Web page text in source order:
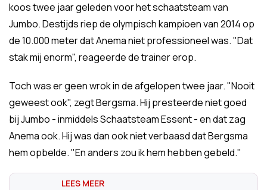
koos twee jaar geleden voor het schaatsteam van
Jumbo. Destijds riep de olympisch kampioen van 2014 op
de 10.000 meter dat Anema niet professioneel was. "Dat
stak mij enorm", reageerde de trainer erop.
Toch was er geen wrok in de afgelopen twee jaar. "Nooit
geweest ook", zegt Bergsma. Hij presteerde niet goed
bij Jumbo - inmiddels Schaatsteam Essent - en dat zag
Anema ook. Hij was dan ook niet verbaasd dat Bergsma
hem opbelde. "En anders zou ik hem hebben gebeld."